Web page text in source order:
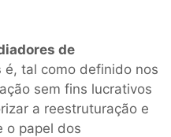
de
é, tal como definido nos
sem fins lucrativos
a reestruturação e
o papel dos